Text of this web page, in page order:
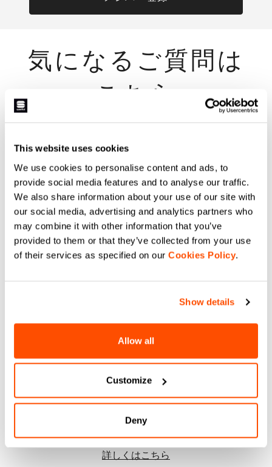
This website uses cookies
We use cookies to personalise content and ads, to
provide social media features and to analyse our traffic.
We also share information about your use of our site with
our social media, advertising and analytics partners who
may combine it with other information that you’ve
provided to them or that they’ve collected from your use
of their services as specified on our Cookies Policy.
Show details
Allow all
Customize
Deny
気になるご質問は
こちら
email
お問い合わせ
日本語カスタマーサービス
replay
返品・返金について
無料返品・返金保証
ご自宅に到着してから30日以内
詳しくはこちら